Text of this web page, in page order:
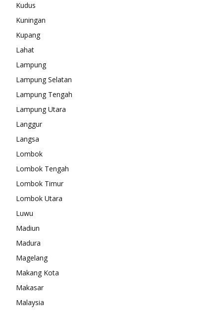
Kudus
Kuningan
Kupang
Lahat
Lampung
Lampung Selatan
Lampung Tengah
Lampung Utara
Langgur
Langsa
Lombok
Lombok Tengah
Lombok Timur
Lombok Utara
Luwu
Madiun
Madura
Magelang
Makang Kota
Makasar
Malaysia